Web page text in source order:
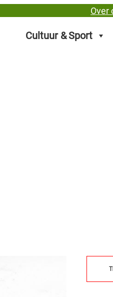
Over
Cultuur & Sport